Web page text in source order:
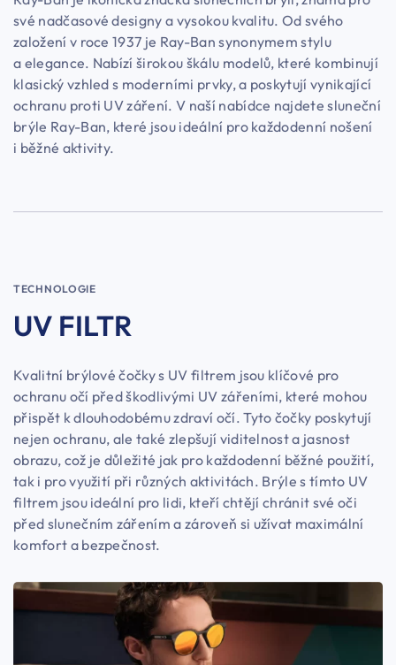
své nadčasové designy a vysokou kvalitu. Od svého
založení v roce 1937 je Ray-Ban synonymem stylu
a elegance. Nabízí širokou škálu modelů, které kombinují
klasický vzhled s moderními prvky, a poskytují vynikající
ochranu proti UV záření. V naší nabídce najdete sluneční
brýle Ray-Ban, které jsou ideální pro každodenní nošení
i běžné aktivity.
TECHNOLOGIE
UV FILTR
Kvalitní brýlové čočky s UV filtrem jsou klíčové pro
ochranu očí před škodlivými UV zářeními, které mohou
přispět k dlouhodobému zdraví očí. Tyto čočky poskytují
nejen ochranu, ale také zlepšují viditelnost a jasnost
obrazu, což je důležité jak pro každodenní běžné použití,
tak i pro využití při různých aktivitách. Brýle s tímto UV
filtrem jsou ideální pro lidi, kteří chtějí chránit své oči
před slunečním zářením a zároveň si užívat maximální
komfort a bezpečnost.